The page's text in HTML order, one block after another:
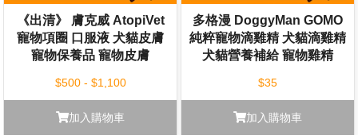
《出清》 膚克威 AtopiVet
寵物項圈 口服液 犬貓皮膚
寵物保養品 寵物皮膚
$500 - $1,100
加入購物車
多格漫 DoggyMan GOMO
純粹寵物滴雞精 犬貓滴雞精
犬貓營養補給 寵物雞精
$35
加入購物車